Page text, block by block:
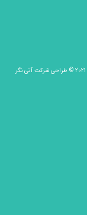
شرکت آتی نگر